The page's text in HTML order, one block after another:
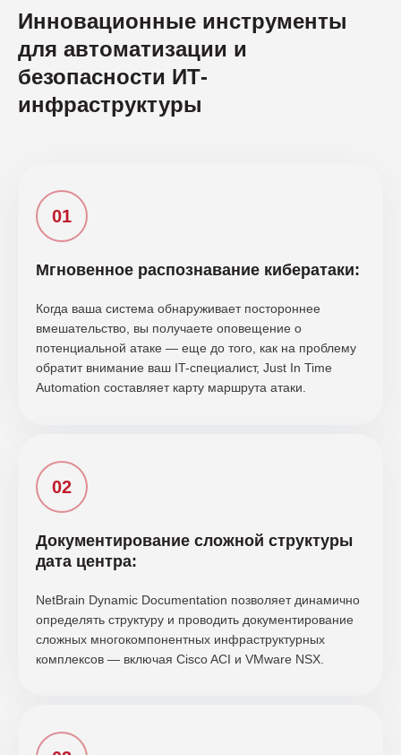
Инновационные инструменты
для автоматизации и
безопасности ИТ-
инфраструктуры
Мгновенное распознавание кибератаки:
Когда ваша система обнаруживает постороннее
вмешательство, вы получаете оповещение о
потенциальной атаке — еще до того, как на проблему
обратит внимание ваш IT-специалист, Just In Time
Automation составляет карту маршрута атаки.
Документирование сложной структуры
дата центра:
NetBrain Dynamic Documentation позволяет динамично
определять структуру и проводить документирование
сложных многокомпонентных инфраструктурных
комплексов — включая Cisco ACI и VMware NSX.